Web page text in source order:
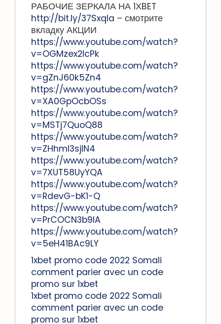
РАБОЧИЕ ЗЕРКАЛА НА 1ХBET
http://bit.ly/37SxqIa – смотрите
вкладку АКЦИИ
https://www.youtube.com/watch?
v=OGMzex2lcPk
https://www.youtube.com/watch?
v=gZnJ60k5Zn4
https://www.youtube.com/watch?
v=XA0GpOcbOSs
https://www.youtube.com/watch?
v=MSTj7QuoQ88
https://www.youtube.com/watch?
v=ZHhmI3sjIN4
https://www.youtube.com/watch?
v=7XUT58UyYQA
https://www.youtube.com/watch?
v=RdevG-bK1-Q
https://www.youtube.com/watch?
v=PrCOCN3b9IA
https://www.youtube.com/watch?
v=5eH41BAc9LY
1xbet promo code 2022 Somali
comment parier avec un code
promo sur 1xbet
1xbet promo code 2022 Somali
comment parier avec un code
promo sur 1xbet